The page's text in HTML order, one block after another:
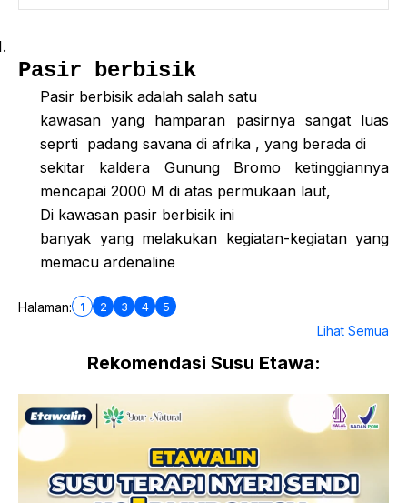
Pasir berbisik
Pasir berbisik adalah salah satu
kawasan yang hamparan pasirnya sangat luas
seprti padang savana di afrika , yang berada di
sekitar kaldera Gunung Bromo ketinggiannya
mencapai 2000 M di atas permukaan laut,
Di kawasan pasir berbisik ini
banyak yang melakukan kegiatan-kegiatan yang
memacu ardenaline
Halaman: 1 2 3 4 5
Lihat Semua
Rekomendasi Susu Etawa: